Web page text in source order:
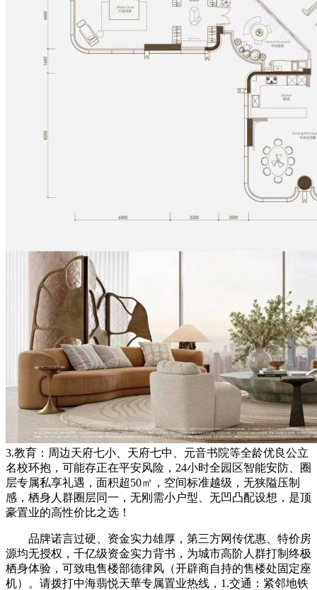
3.教育：周边天府七小、天府七中、元音书院等全龄优良公立
名校环抱，可能存正在平安风险，24小时全园区智能安防、圈
层专属私享礼遇，面积超50㎡，空间标准越级，无狭隘压制
感，栖身人群圈层同一，无刚需小户型、无凹凸配设想，是顶
豪置业的高性价比之选！
品牌诺言过硬、资金实力雄厚，第三方网传优惠、特价房
源均无授权，千亿级资金实力背书，为城市高阶人群打制终极
栖身体验，可致电售楼部德律风（开辟商自持的售楼处固定座
机）。请拨打中海翡悦天華专属置业热线，1.交通：紧邻地铁